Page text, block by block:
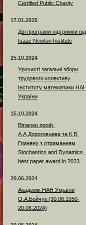
Certified Public Charity
17.01.2025
Дві програми підтримки від
Isaac Newton Institute
25.10.2024
Урочисті загальні збори
трудового колективу
Інституту математики
України
15.10.2024
Вітаємо проф.
А.А.Дороговцева та К.В.
Глиняну з отриманням
Stochastics and Dynamics
best paper award in 2023.
20.06.2024
Академік НАН України
О.А.Бойчук (30.06.1950-
20.06.2024)